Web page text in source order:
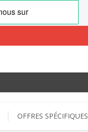
OFFRES SPÉCIFIQUES